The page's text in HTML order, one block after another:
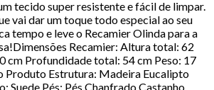
tecido super resistente e fácil de limpar.
vai dar um toque todo especial ao seu
tempo e leve o Recamier Olinda para a
Recamier: Altura total: 62
cm Profundidade total: 54 cm Peso: 17
Produto Estrutura: Madeira Eucalipto
Suede Pés: Pés Chanfrado Castanho